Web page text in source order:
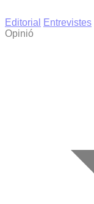
Editorial
Entrevistes
Opinió